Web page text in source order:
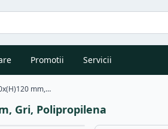
Promotii Servicii
Suport tacamuri, aspect natural Hendi, 100x(H)120 mm, Gri, Polipropilena
Gri, Polipropilena